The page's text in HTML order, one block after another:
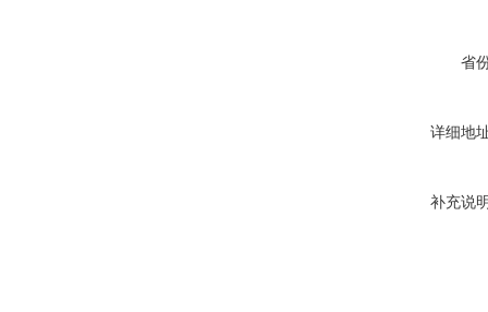
省
详细地
补充说